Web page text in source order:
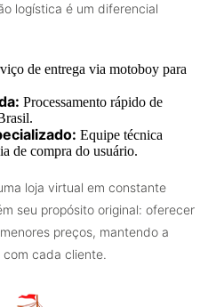
logística é um diferencial
de entrega via motoboy para
Processamento rápido de
Equipe técnica
de compra do usuário.
loja virtual em constante
seu propósito original: oferecer
preços, mantendo a
cada cliente.